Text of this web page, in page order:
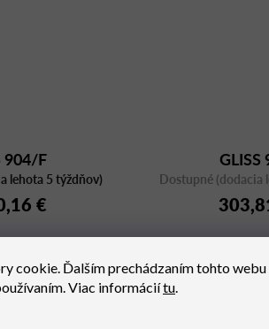
cookie. Ďalším prechádzaním tohto webu
Viac informáciítu.
904/F
lehota 5 týždňov)
€
GLISS
Dostupné (dodacia